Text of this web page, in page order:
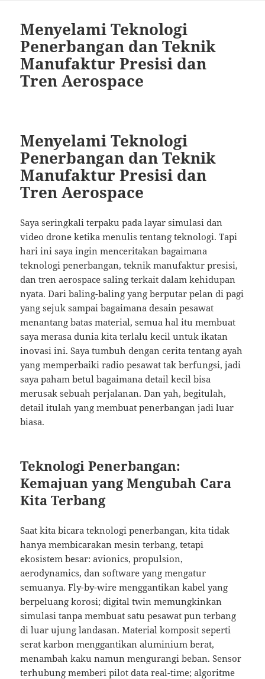
Menyelami Teknologi
Penerbangan dan Teknik
Manufaktur Presisi dan
Tren Aerospace
Menyelami Teknologi
Penerbangan dan Teknik
Manufaktur Presisi dan
Tren Aerospace
Saya seringkali terpaku pada layar simulasi dan
video drone ketika menulis tentang teknologi. Tapi
hari ini saya ingin menceritakan bagaimana
teknologi penerbangan, teknik manufaktur presisi,
dan tren aerospace saling terkait dalam kehidupan
nyata. Dari baling-baling yang berputar pelan di pagi
yang sejuk sampai bagaimana desain pesawat
menantang batas material, semua hal itu membuat
saya merasa dunia kita terlalu kecil untuk ikatan
inovasi ini. Saya tumbuh dengan cerita tentang ayah
yang memperbaiki radio pesawat tak berfungsi, jadi
saya paham betul bagaimana detail kecil bisa
merusak sebuah perjalanan. Dan yah, begitulah,
detail itulah yang membuat penerbangan jadi luar
biasa.
Teknologi Penerbangan:
Kemajuan yang Mengubah Cara
Kita Terbang
Saat kita bicara teknologi penerbangan, kita tidak
hanya membicarakan mesin terbang, tetapi
ekosistem besar: avionics, propulsion,
aerodynamics, dan software yang mengatur
semuanya. Fly-by-wire menggantikan kabel yang
berpeluang korosi; digital twin memungkinkan
simulasi tanpa membuat satu pesawat pun terbang
di luar ujung landasan. Material komposit seperti
serat karbon menggantikan aluminium berat,
menambah kaku namun mengurangi beban. Sensor
terhubung memberi pilot data real-time; algoritme